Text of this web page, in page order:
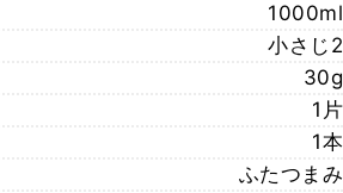
1000ml
小さじ2
30g
1片
1本
ふたつまみ